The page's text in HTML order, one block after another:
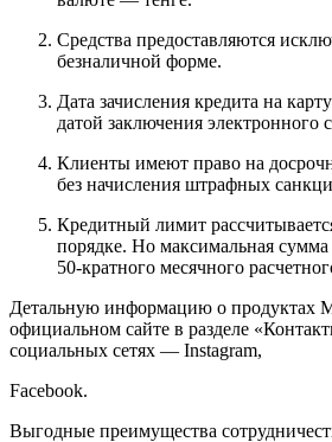
Средства предоставляются
безналичной форме.
Дата зачисления кредита на
датой заключения электронного
Клиенты имеют право на
без начисления штрафных
Кредитный лимит
порядке. Но максимальная
50-кратного месячного
Детальную информацию о
официальном сайте в разделе
социальных сетях — Instagram,
Facebook.
Выгодные преимущества